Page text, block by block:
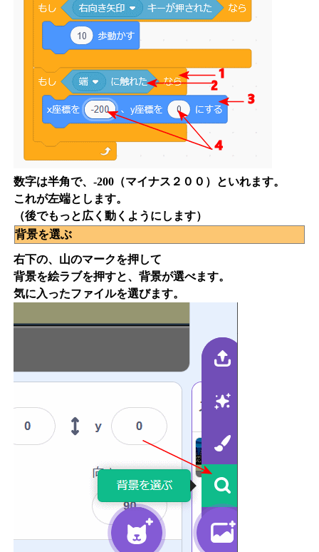
数字は半角で、-200（マイナス２００）といれます。
これが左端とします。
（後でもっと広く動くようにします）
背景を選ぶ
右下の、山のマークを押して
背景を絵ラブを押すと、背景が選べます。
気に入ったファイルを選びます。